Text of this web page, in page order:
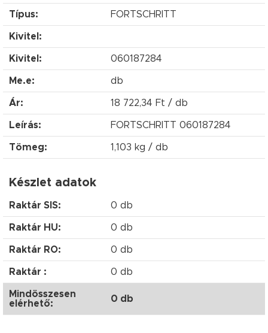
Típus: FORTSCHRITT
Kivitel:
Kivitel: 060187284
Me.e: db
Ár: 18 722,34 Ft / db
Leírás: FORTSCHRITT 060187284
Tömeg: 1,103 kg / db
Készlet adatok
Raktár SIS: 0 db
Raktár HU: 0 db
Raktár RO: 0 db
Raktár : 0 db
Mindösszesen
elérhető:
0 db